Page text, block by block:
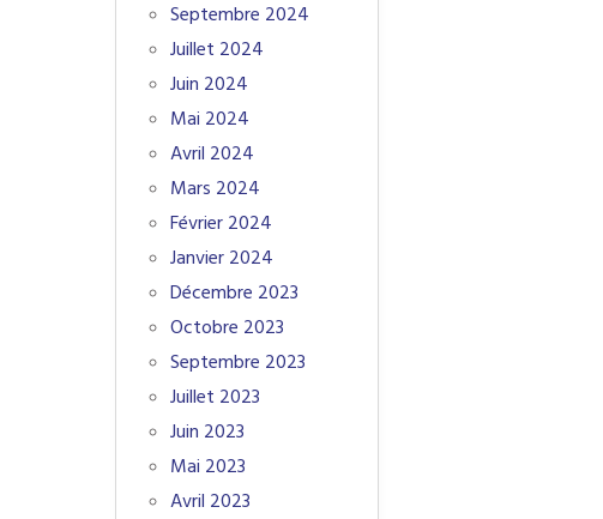
Septembre 2024
Juillet 2024
Juin 2024
Mai 2024
Avril 2024
Mars 2024
Février 2024
Janvier 2024
Décembre 2023
Octobre 2023
Septembre 2023
Juillet 2023
Juin 2023
Mai 2023
Avril 2023